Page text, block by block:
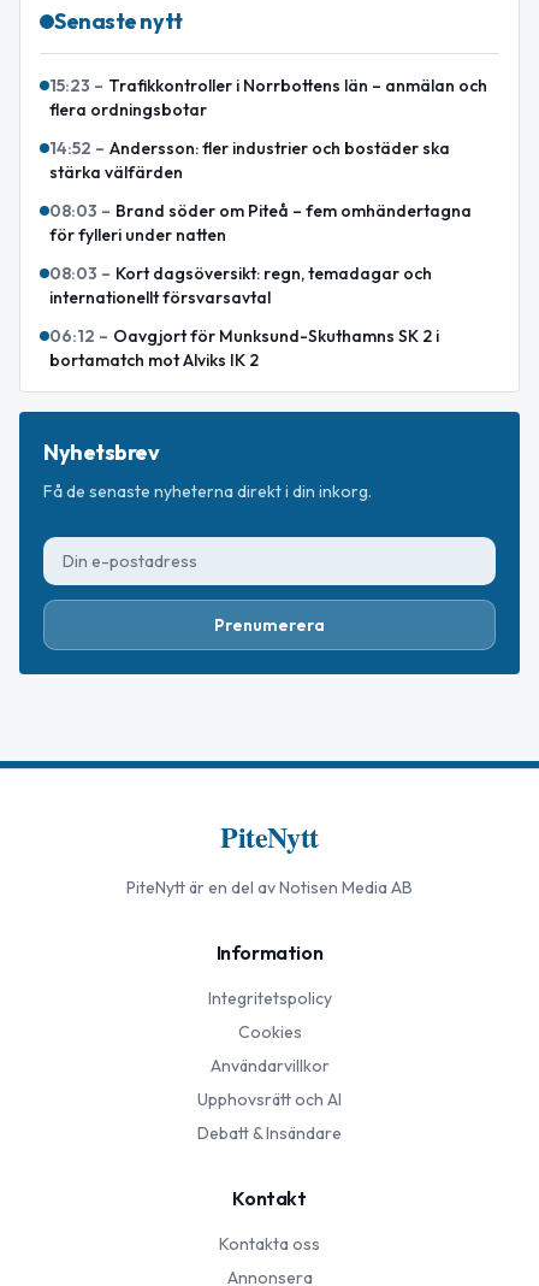
Senaste nytt
15:23 – Trafikkontroller i Norrbottens län – anmälan och
flera ordningsbotar
14:52 – Andersson: fler industrier och bostäder ska
stärka välfärden
08:03 – Brand söder om Piteå – fem omhändertagna
för fylleri under natten
08:03 – Kort dagsöversikt: regn, temadagar och
internationellt försvarsavtal
06:12 – Oavgjort för Munksund-Skuthamns SK 2 i
bortamatch mot Alviks IK 2
Nyhetsbrev
Få de senaste nyheterna direkt i din inkorg.
Prenumerera
PiteNytt
PiteNyttär en del av Notisen Media AB
Information
Integritetspolicy
Cookies
Användarvillkor
Upphovsrätt och AI
Debatt & Insändare
Kontakt
Kontakta oss
Annonsera